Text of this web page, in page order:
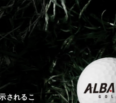
されるこ